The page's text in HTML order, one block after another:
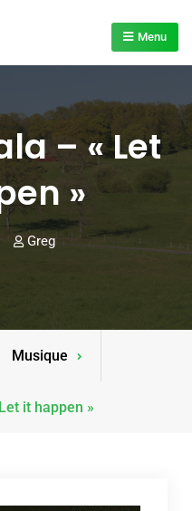
Menu
– « Let
»
Greg
Musique
it happen »